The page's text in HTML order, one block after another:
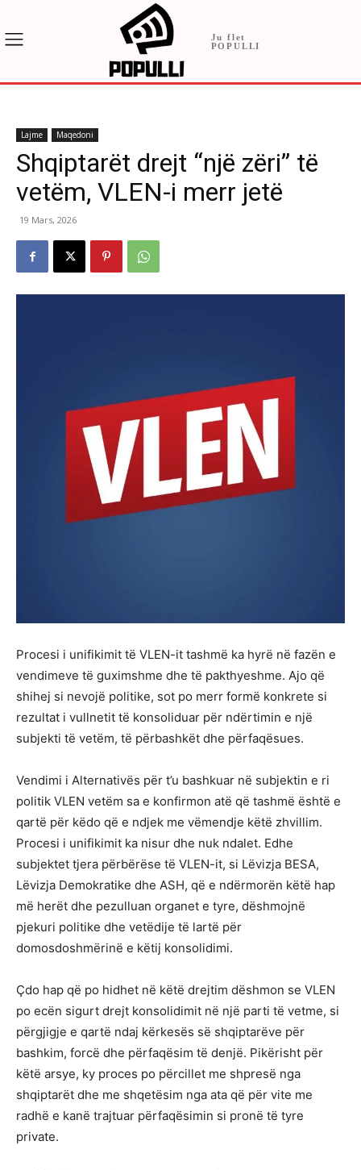
Ju flet
POPULLI
Lajme Maqedoni
Shqiptarët drejt “një zëri” të
vetëm, VLEN-i merr jetë
19 Mars, 2026
Procesi i unifikimit të VLEN-it tashmë ka hyrë në fazën e
vendimeve të guximshme dhe të pakthyeshme. Ajo që
shihej si nevojë politike, sot po merr formë konkrete si
rezultat i vullnetit të konsoliduar për ndërtimin e një
subjekti të vetëm, të përbashkët dhe përfaqësues.
Vendimi i Alternativës për t’u bashkuar në subjektin e ri
politik VLEN vetëm sa e konfirmon atë që tashmë është e
qartë për këdo që e ndjek me vëmendje këtë zhvillim.
Procesi i unifikimit ka nisur dhe nuk ndalet. Edhe
subjektet tjera përbërëse të VLEN-it, si Lëvizja BESA,
Lëvizja Demokratike dhe ASH, që e ndërmorën këtë hap
më herët dhe pezulluan organet e tyre, dëshmojnë
pjekuri politike dhe vetëdije të lartë për
domosdoshmërinë e këtij konsolidimi.
Çdo hap që po hidhet në këtë drejtim dëshmon se VLEN
po ecën sigurt drejt konsolidimit në një parti të vetme, si
përgjigje e qartë ndaj kërkesës së shqiptarëve për
bashkim, forcë dhe përfaqësim të denjë. Pikërisht për
këtë arsye, ky proces po përcillet me shpresë nga
shqiptarët dhe me shqetësim nga ata që për vite me
radhë e kanë trajtuar përfaqësimin si pronë të tyre
private.